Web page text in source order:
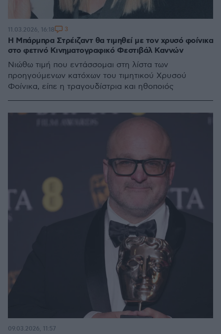
Η Μπάρμπρα Στρέιζαντ θα τιμηθεί με τον χρυσό φοίνικα
στο φετινό Κινηματογραφικό Φεστιβάλ Καννών
Νιώθω τιμή που εντάσσομαι στη λίστα των
προηγούμενων κατόχων του τιμητικού Χρυσού
Φοίνικα, είπε η τραγουδίστρια και ηθοποιός
11.03.2026, 16:18 3
09.03.2026, 11:57